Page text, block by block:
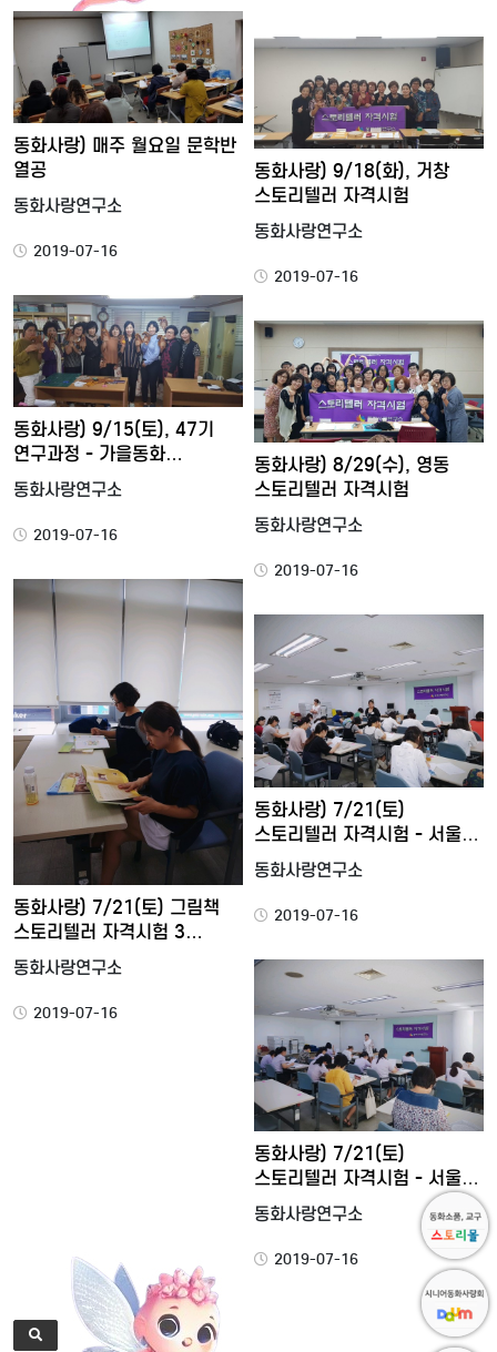
동화사랑) 매주 월요일 문학반
열공
동화사랑연구소
2019-07-16
동화사랑) 9/18(화), 거창
스토리텔러 자격시험
동화사랑연구소
2019-07-16
동화사랑) 9/15(토), 47기
연구과정 - 가을동화…
동화사랑연구소
2019-07-16
동화사랑) 8/29(수), 영동
스토리텔러 자격시험
동화사랑연구소
2019-07-16
동화사랑) 7/21(토) 그림책
스토리텔러 자격시험 3…
동화사랑연구소
2019-07-16
동화사랑) 7/21(토)
스토리텔러 자격시험 - 서울
…
동화사랑연구소
2019-07-16
동화사랑) 7/21(토)
스토리텔러 자격시험 - 서울
…
동화사랑연구소
2019-07-16